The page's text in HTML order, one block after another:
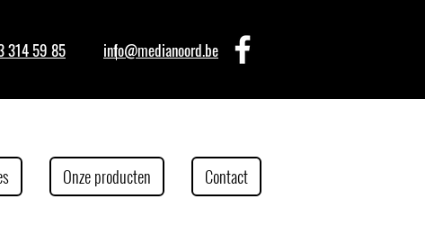
314 59 85 info@medianoord.be
Onze producten Contact